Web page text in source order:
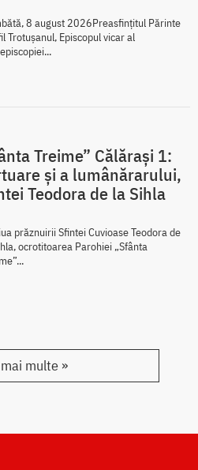
8 august 2026Preasfințitul Părinte
Trotușanul, Episcopul vicar al
Treime” Călărași 1:
și a lumânărarului,
Teodora de la Sihla
prăznuirii Sfintei Cuvioase Teodora de
ocrotitoarea Parohiei „Sfânta
multe »